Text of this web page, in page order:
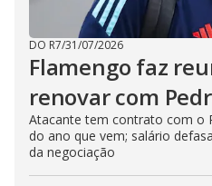
DO R7/31/07/2026
Flamengo faz
renovar com
Atacante tem contrato com o
do ano que vem; salário
da negociação